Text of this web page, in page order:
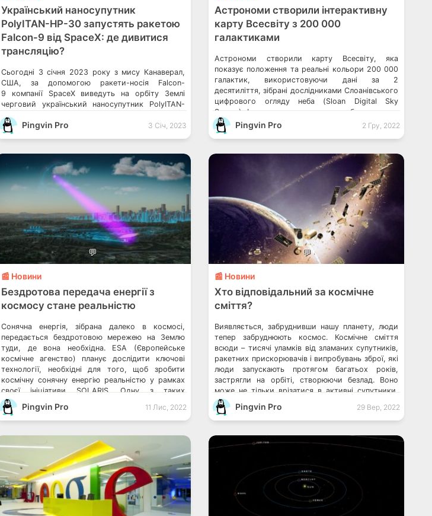
Український наносупутник
PolyITAN-HP-30 запустять ракетою
Falcon-9 від SpaceX: де дивитися
трансляцію?
Сьогодні 3 січня 2023 року з мису Канаверал,
США, за допомогою ракети-носія Falcon-
9 компанії SpaceX виведуть на орбіту Землі
черговий український наносупутник PolyITAN-
України. Старт ракети-носія має відбутися о
16:56 за київським часом. До речі, майже рік
«Січ-2-30». SpaceX запустила першу партію
супутників Starlink нового покоління NASA […]
Pingvin Pro 3 Січ, 2023
Астрономи створили інтерактивну
карту Всесвіту з 200 000
галактиками
Астрономи створили карту Всесвіту, яка
показує положення та реальні кольори 200 000
галактик, використовуючи дані за 2
десятиліття, зібрані дослідниками Слоанівського
цифрового огляду неба (Sloan Digital Sky
Survey). Інтерактивну карту можна безкоштовно
завантажити на сайті The Map of the Universe,
що дозволяє громадськості отримати доступ до
вчених. «У дитинстві […]
Pingvin Pro 2 Гру, 2022
💬
📰 Новини
Бездротова передача енергії з
космосу стане реальністю
Сонячна енергія, зібрана далеко в космосі,
передається бездротовою мережею на Землю
туди, де вона необхідна. ESA (Європейське
космічне агенство) планує дослідити ключові
технології, необхідні для того, щоб зробити
космічну сонячну енергію реальністю у рамках
своєї ініціативи SOLARIS. Одну з таких
технологій — бездротову передачу енергії —
нещодавно продемонстрували в Німеччині перед
аудиторією осіб з бізнесу та […]
Pingvin Pro 11 Лис, 2022
💬
📰 Новини
Хто відповідальний за космічне
сміття?
Виявляється, забруднивши нашу планету, люди
тепер забруднюють космос. Космічне сміття
всюди – тисячі уламків від зламаних супутників,
ракетних прискорювачів і випробувань зброї, які
люди запускають протягом багатьох років,
застрягли на орбіті, створюючи безлад. Воно
може не тільки врізатися в активні супутники,
необхідні для моніторингу Землі, але й
вивільнити шкідливі хімічні речовини в
атмосферу, оскільки вони […]
Pingvin Pro 29 Вер, 2022